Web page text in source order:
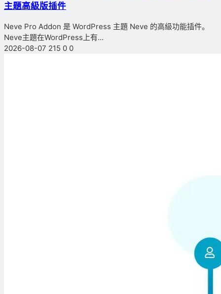
主題高級版插件
Neve Pro Addon 是 WordPress 主題 Neve 的高級功能插件。
Neve主題在WordPress上有...
2026-08-07 215 0 0